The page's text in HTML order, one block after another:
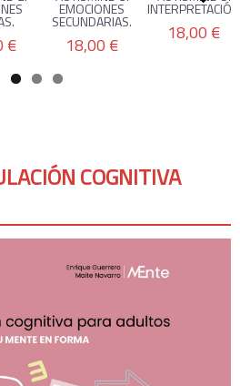
COGNITIVA
€
EMOCIONES
SECUNDARIAS.
18,00 €
18,00 €